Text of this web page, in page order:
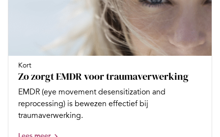
Kort
Zo zorgt EMDR voor traumaverwerking
EMDR (eye movement desensitization and
reprocessing) is bewezen effectief bij
traumaverwerking.